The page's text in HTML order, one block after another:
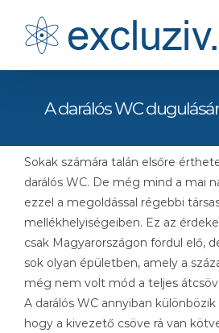
A darálós WC
Sokak számára talán elsőre
darálós WC. De még mind a mai
ezzel a megoldással régebbi
mellékhelyiségeiben. Ez az
csak Magyarországon fordul elő,
sok olyan épületben, amely a
még nem volt mód a teljes
A darálós WC annyiban
hogy a kivezető csöve rá van